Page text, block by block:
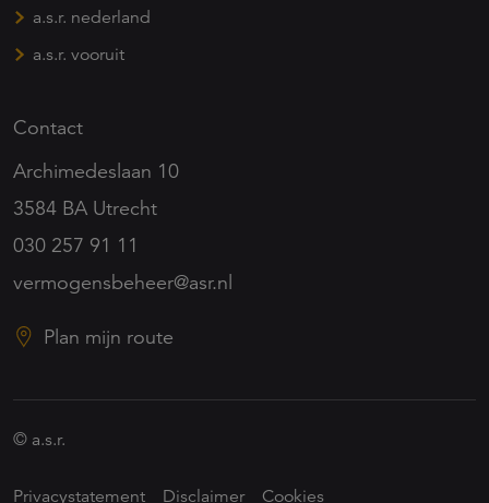
a.s.r. nederland
a.s.r. vooruit
Contact
Archimedeslaan 10
3584 BA Utrecht
030 257 91 11
vermogensbeheer@asr.nl
Plan mijn route
© a.s.r.
Privacystatement Disclaimer Cookies